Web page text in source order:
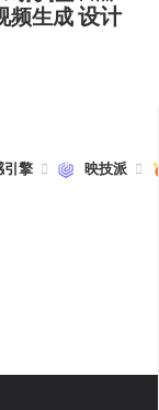
频生成设计
引擎 映技派